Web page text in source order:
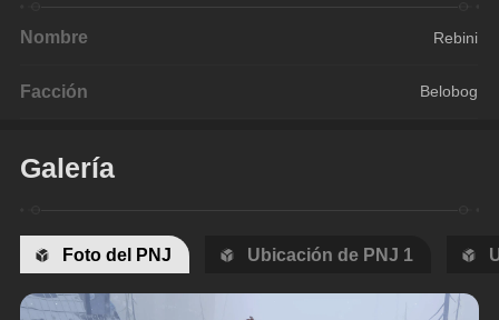
Nombre Rebini
Facción Belobog
Galería
Foto del PNJ Ubicación de PNJ 1